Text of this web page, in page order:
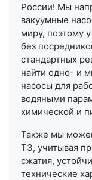
России! Мы
вакуумные
миру, поэтому
без
стандартных
найти одно- и
насосы для
водяными
химической и
Также мы
ТЗ, учитывая
сжатия,
технические